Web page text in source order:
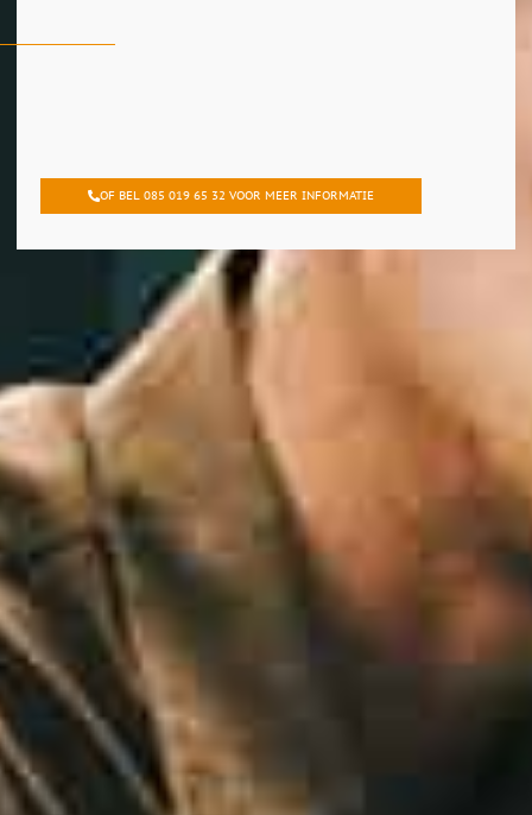
OF BEL 085 019 65 32 VOOR MEER INFORMATIE